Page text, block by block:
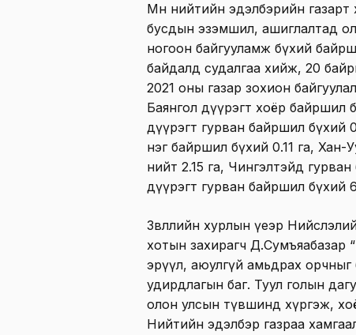
Мөн нийтийн эдэлбэрийн
бусдын эзэмшил, ашиглалтад
ногоон байгууламж бүхий
байдалд судалгаа хийж, 20
2021 оны газар зохион
Баянгол дүүрэгт хоёр байршил
дүүрэгт гурван байршил бүхий
нэг байршил бүхий 0.11 га,
нийт 2.15 га, Чингэлтэйд
дүүрэгт гурван байршил бүхий
Зөвлөлийн хурлын үеэр
хотын захирагч Д.Сумъяабазар
эрүүл, аюулгүй амьдрах орчныг
удирдлагын баг. Туул голын
олон улсын түвшинд хүргэж,
Нийтийн эдэлбэр газраа